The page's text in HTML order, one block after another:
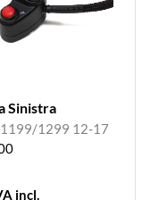
Sinistra
1199/1299 12-17
incl.